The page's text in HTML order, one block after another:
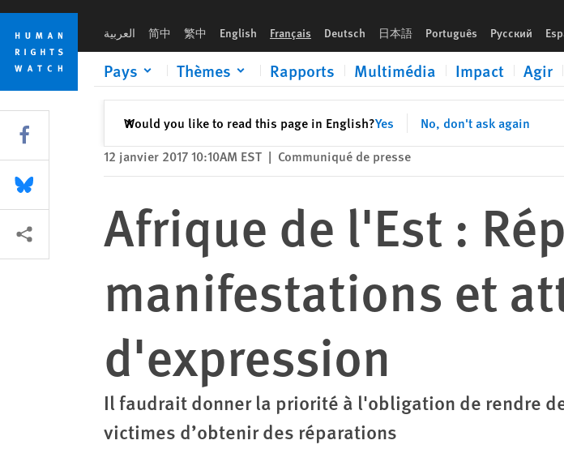
Skip
cookie
privacy
notice
Skip
main
content
العربية 简中 繁中 English Français Deutsch 日本語 Português Русский
Pays Thèmes Rapports Multimédia Impact Agir
Would you like to read this page in English?Yes No, don't ask again
✕Fermer
12 janvier 2017 10:10AM EST | Communiqué de presse
Afrique de l'Est :
manifestations et
d'expression
Il faudrait donner la priorité à l'obligation de rendre
victimes d’obtenir des réparations
Share this via Facebook
Share this via Bluesky
Share this via Partagez